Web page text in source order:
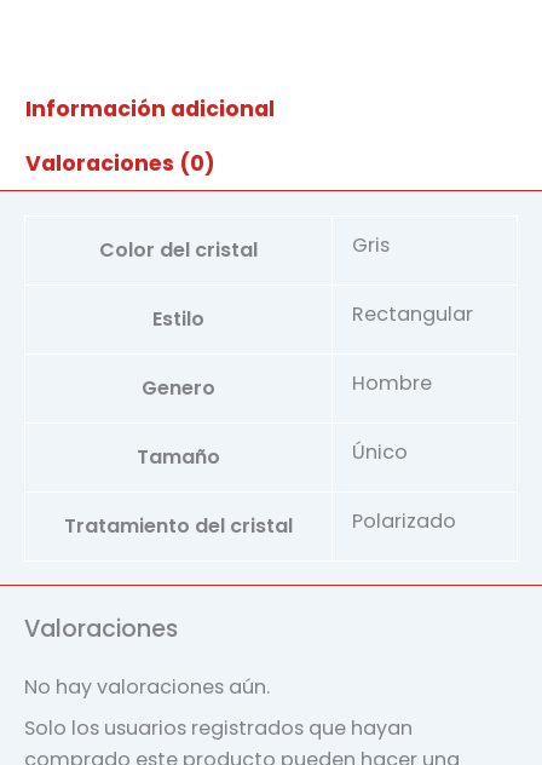
Información adicional
Valoraciones (0)
Color del cristal Gris
Estilo Rectangular
Genero Hombre
Tamaño Único
Tratamiento del cristal Polarizado
Valoraciones
No hay valoraciones aún.
Solo los usuarios registrados que hayan
comprado este producto pueden hacer una